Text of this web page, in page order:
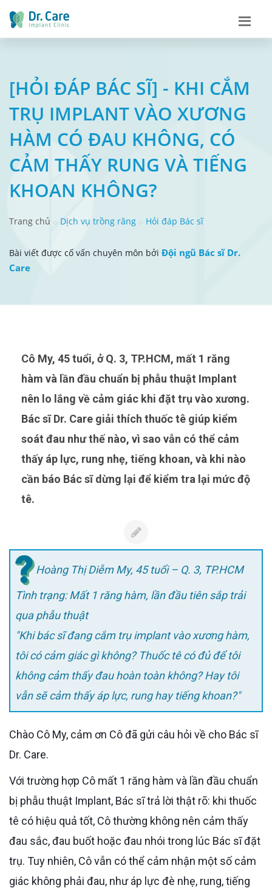
[HỎI ĐÁP BÁC SĨ] - KHI CẮM
TRỤ IMPLANT VÀO XƯƠNG
HÀM CÓ ĐAU KHÔNG, CÓ
CẢM THẤY RUNG VÀ TIẾNG
KHOAN KHÔNG?
Trang chủ Dịch vụ trồng răng Hỏi đáp Bác sĩ
Bài viết được cố vấn chuyên môn bởi Đội ngũ Bác sĩ Dr.
Care
Cô My, 45 tuổi, ở Q. 3, TP.HCM, mất 1 răng
hàm và lần đầu chuẩn bị phẫu thuật Implant
nên lo lắng về cảm giác khi đặt trụ vào xương.
Bác sĩ Dr. Care giải thích thuốc tê giúp kiểm
soát đau như thế nào, vì sao vẫn có thể cảm
thấy áp lực, rung nhẹ, tiếng khoan, và khi nào
cần báo Bác sĩ dừng lại để kiểm tra lại mức độ
tê.
Hoàng Thị Diễm My, 45 tuổi – Q. 3, TP.HCM
Tình trạng: Mất 1 răng hàm, lần đầu tiên sắp trải
qua phẫu thuật
"Khi bác sĩ đang cắm trụ implant vào xương hàm,
tôi có cảm giác gì không? Thuốc tê có đủ để tôi
không cảm thấy đau hoàn toàn không? Hay tôi
vẫn sẽ cảm thấy áp lực, rung hay tiếng khoan?"
Chào Cô My, cảm ơn Cô đã gửi câu hỏi về cho Bác sĩ
Dr. Care.
Với trường hợp Cô mất 1 răng hàm và lần đầu chuẩn
bị phẫu thuật Implant, Bác sĩ trả lời thật rõ: khi thuốc
tê có hiệu quả tốt, Cô thường không nên cảm thấy
đau sắc, đau buốt hoặc đau nhói trong lúc Bác sĩ đặt
trụ. Tuy nhiên, Cô vẫn có thể cảm nhận một số cảm
giác không phải đau, như áp lực đè nhẹ, rung, tiếng